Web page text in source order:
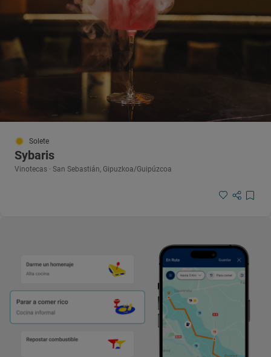
Solete
Sybaris
Vinotecas · San Sebastián, Gipuzkoa/Guipúzcoa